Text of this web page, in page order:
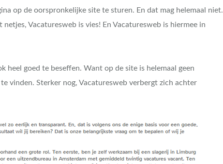
op de oorspronkelijke site te sturen. En dat mag helemaal niet.
Vacaturesweb is vies! En Vacaturesweb is hiermee in
heel goed te beseffen. Want op de site is helemaal geen
vinden. Sterker nog, Vacaturesweb verbergt zich achter